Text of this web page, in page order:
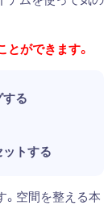
ができます。
る
トする
。空間を整える本